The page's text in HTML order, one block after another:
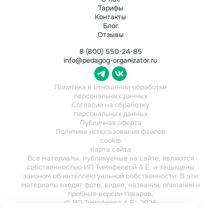
Тарифы
Контакты
Блог
Отзывы
8 (800) 550-24-85
info@pedagog-organizator.ru
Политика в отношении обработки
персональных данных
Согласие на обработку
персональных данных
Публичная оферта
Политика использования файлов
cookie
Карта сайта
Все материалы, публикуемые на сайте, являются
собственностью ИП Тимофеевой А.Е. и защищены
законом об интеллектуальной собственности. В эти
материалы входят фото, видео, названия, описания и
пробные версии товаров.
© ИП Тимофеева А.Е., 2026